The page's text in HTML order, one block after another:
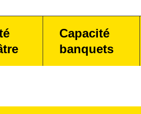
Capacité
banquets